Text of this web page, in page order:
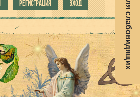
РЕГИСТРАЦИЯ ВХОД